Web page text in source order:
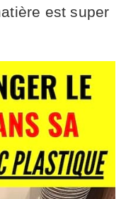
est super